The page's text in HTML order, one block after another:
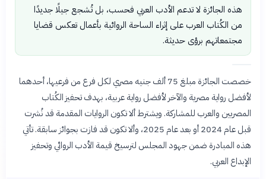
هذه الجائزة لا تدعم الأدب العربي فحسب، بل تُشجع جيلًا جديدًا
من الكُتاب العرب على إثراء الساحة الروائية بأعمال تعكس قضايا
مجتمعاتهم برؤى حديثة.
خصصت الجائزة مبلغ 75 ألف جنيه مصري لكل فرع من فرعيها، أحدهما
لأفضل رواية مصرية والآخر لأفضل رواية عربية، بهدف تحفيز الكُتاب
المصريين والعرب للمشاركة. ويشترط ألا تكون الروايات المقدمة قد نُشرت
قبل عام 2024 أو بعد عام 2025، وألا تكون قد فازت بجوائز سابقة. تأتي
هذه المبادرة ضمن جهود المجلس لترسيخ قيمة الأدب الروائي وتحفيز
الإبداع العربي.